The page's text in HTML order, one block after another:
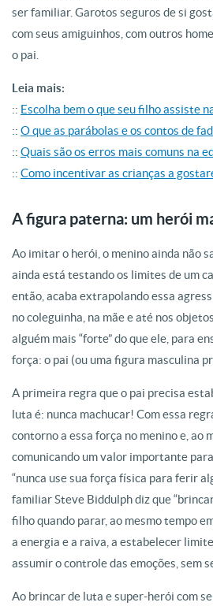
ser familiar. Garotos seguros de si
com seus amiguinhos, com outros
o pai.
Leia mais:
:: Escolha bem o que seu filho assiste
:: O que as parábolas e os contos de
:: Quais são os erros mais comuns na
:: Como incentivar as crianças a
A figura paterna: um herói
Ao imitar o herói, o menino ainda não
ainda está testando os limites de um
então, acaba extrapolando essa
no coleguinha, na mãe e até nos
alguém mais “forte” do que ele, para
força: o pai (ou uma figura masculina
A primeira regra que o pai precisa
luta é: nunca machucar! Com essa
contorno a essa força no menino e, ao
comunicando um valor importante
“nunca use sua força física para ferir
familiar Steve Biddulph diz que
filho quando parar, ao mesmo tempo
a energia e a raiva, a estabelecer
assumir o controle das emoções, sem
Ao brincar de luta e super-herói com